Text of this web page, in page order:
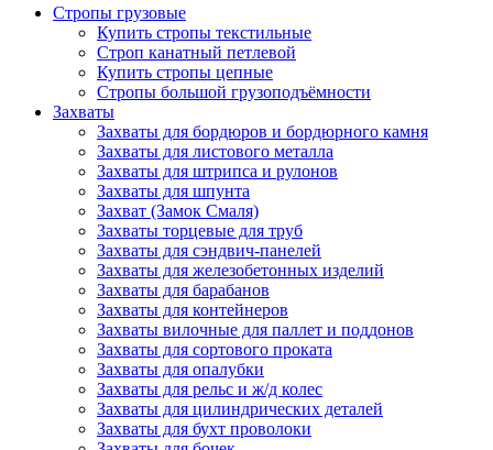
Стропы грузовые
Купить стропы текстильные
Строп канатный петлевой
Купить стропы цепные
Стропы большой грузоподъёмности
Захваты
Захваты для бордюров и бордюрного камня
Захваты для листового металла
Захваты для штрипса и рулонов
Захваты для шпунта
Захват (Замок Смаля)
Захваты торцевые для труб
Захваты для сэндвич-панелей
Захваты для железобетонных изделий
Захваты для барабанов
Захваты для контейнеров
Захваты вилочные для паллет и поддонов
Захваты для сортового проката
Захваты для опалубки
Захваты для рельс и ж/д колес
Захваты для цилиндрических деталей
Захваты для бухт проволоки